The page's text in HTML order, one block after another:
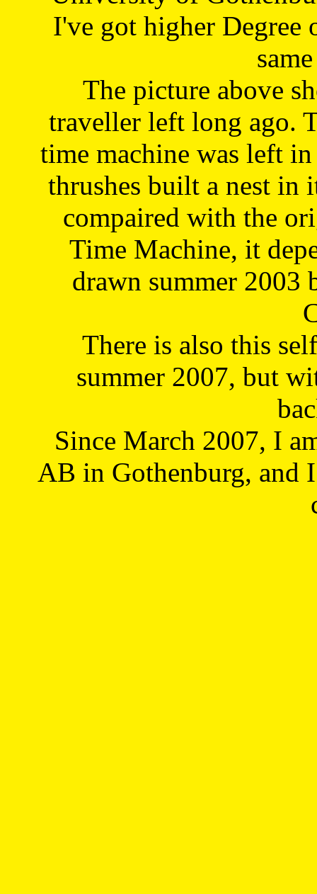
I've got higher Degree
The picture above
traveller left long ago.
time machine was left
thrushes built a nest in
compaired with the
Time Machine, it
drawn summer 2003
There is also this
summer 2007, but
Since March 2007, I
AB in Gothenburg, and